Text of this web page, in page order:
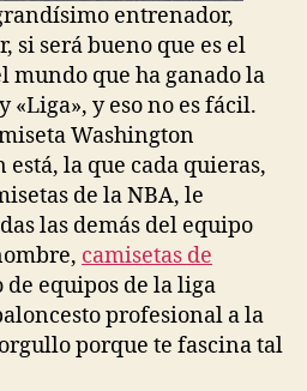
entrenador,
si será bueno que es el
mundo que ha ganado la
«Liga», y eso no es fácil.
Washington
la que cada quieras,
de la NBA, le
las demás del equipo
camisetas de
de equipos de la liga
profesional a la
porque te fascina tal